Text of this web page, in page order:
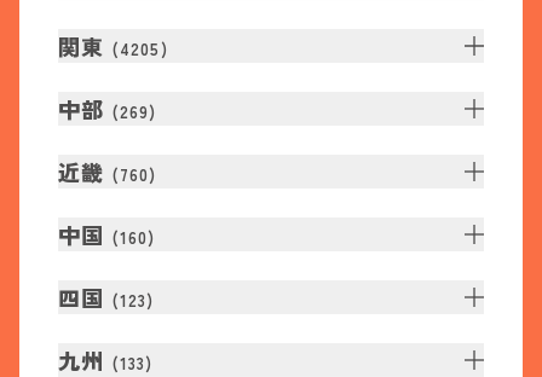
関東 (4205 )
中部 (269)
近畿 (760)
中国 (160)
四国 (123)
九州 (133)